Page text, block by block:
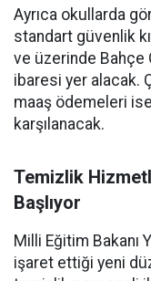
Ayrıca okullarda
standart güvenlik
ve üzerinde Bahçe
ibaresi yer alacak.
maaş ödemeleri
karşılanacak.
Temizlik
Başlıyor
Milli Eğitim
işaret ettiği yeni